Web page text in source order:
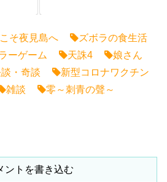
そ夜見島へ
ズボラの食生活
ーゲーム 天誅4
娘さん
・奇談
新型コロナワクチン
雑談 零～刺青の聲～
ントを書き込む